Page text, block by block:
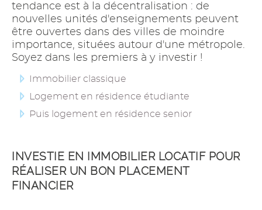
tendance est à la décentralisation : de
nouvelles unités d'enseignements peuvent
être ouvertes dans des villes de moindre
importance, situées autour d'une métropole.
Soyez dans les premiers à y investir !
Immobilier classique
Logement en résidence étudiante
Puis logement en résidence senior
INVESTIE EN IMMOBILIER LOCATIF POUR
RÉALISER UN BON PLACEMENT
FINANCIER